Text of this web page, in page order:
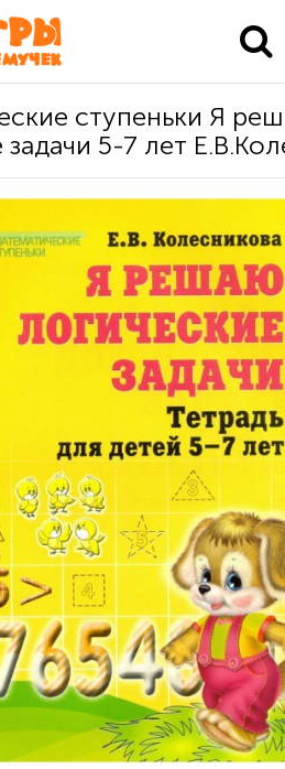
ступеньки Я
задачи 5-7 лет